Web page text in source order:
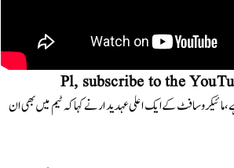
Pl, subscribe to the
مائیکروسافٹ کے ایک اعلی عہدیدار نے کہا کہ ٹیم میں بھی ان